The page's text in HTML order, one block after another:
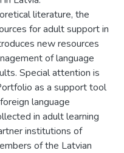
literature, the
for adult support in
new resources
of language
Special attention is
as a support tool
language
in adult learning
institutions of
of the Latvian